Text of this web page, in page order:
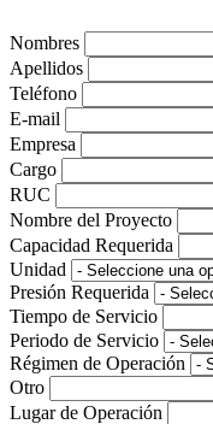
Nombres
Apellidos
Teléfono
E-mail
Empresa
Cargo
RUC
Nombre del Proyecto
Capacidad Requerida
Unidad
Presión Requerida
Tiempo de Servicio
Periodo de Servicio
Régimen de Operación
Otro
Lugar de Operación